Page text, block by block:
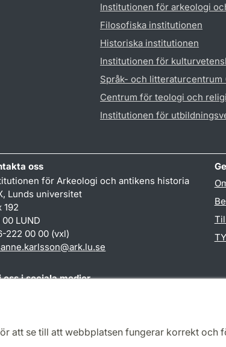
att se till att webbplatsen fungerar korrekt och
Institutionen för arkeologi
Filosofiska institutionen
Historiska institutionen
Institutionen för
Språk- och litteraturcentrum
Centrum för teologi och
Institutionen för
oss
för Arkeologi och antikens historia
Lunds universitet
192
00 LUND
222 00 00 (vxl)
@ark.lu.se
oss i sociala medier